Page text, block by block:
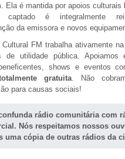
Ela é mantida por apoios culturais
captado é integralmente
da emissora e novos
Cultural FM trabalha ativamente
de utilidade pública. Apoiamos
shows e eventos
gratuita. Não
para causas sociais!
rádio comunitária com
Nós respeitamos nossos
uma cópia de outras rádios da